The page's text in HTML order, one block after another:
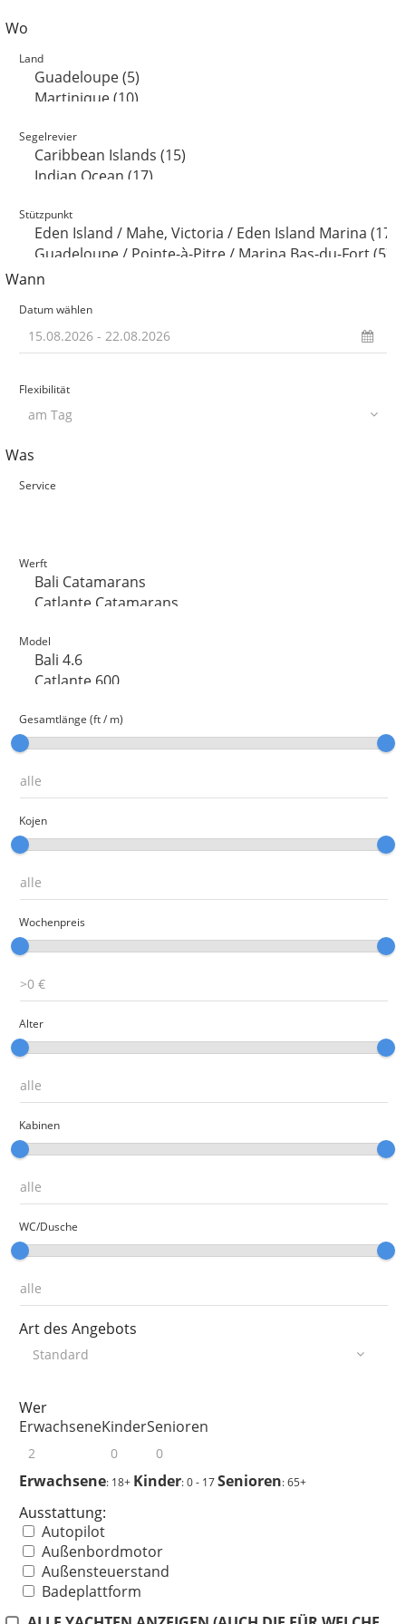
Wo
Land
Segelrevier
Stützpunkt
Wann
Datum wählen
Flexibilität
Was
Service
Werft
Model
Gesamtlänge (ft / m)
Kojen
Wochenpreis
Alter
Kabinen
WC/Dusche
Art des Angebots
Wer
ErwachseneKinderSenioren
Erwachsene: 18+ Kinder: 0 - 17Senioren: 65+
Ausstattung:
Autopilot
Außenbordmotor
Außensteuerstand
Badeplattform
Beiboot